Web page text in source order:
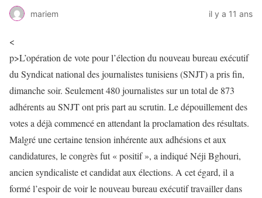
mariem il y a 11 ans
<
p>L’opération de vote pour l’élection du nouveau bureau exécutif
du Syndicat national des journalistes tunisiens (SNJT) a pris fin,
dimanche soir. Seulement 480 journalistes sur un total de 873
adhérents au SNJT ont pris part au scrutin. Le dépouillement des
votes a déjà commencé en attendant la proclamation des résultats.
Malgré une certaine tension inhérente aux adhésions et aux
candidatures, le congrès fut « positif », a indiqué Néji Bghouri,
ancien syndicaliste et candidat aux élections. A cet égard, il a
formé l’espoir de voir le nouveau bureau exécutif travailler dans